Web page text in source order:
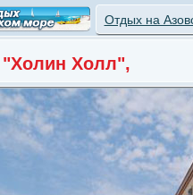
Отдых на
"Холин Холл",